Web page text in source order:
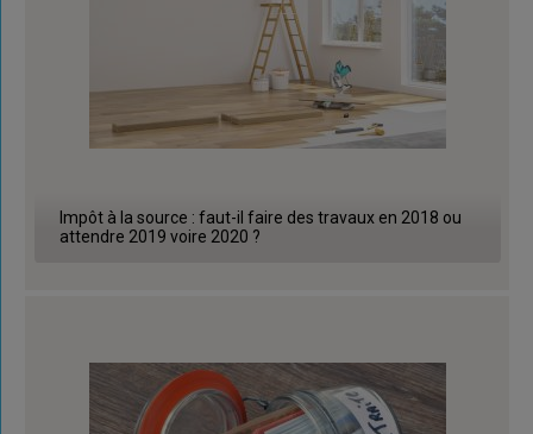
Impôt à la source : faut-il faire des travaux en 2018 ou
attendre 2019 voire 2020 ?